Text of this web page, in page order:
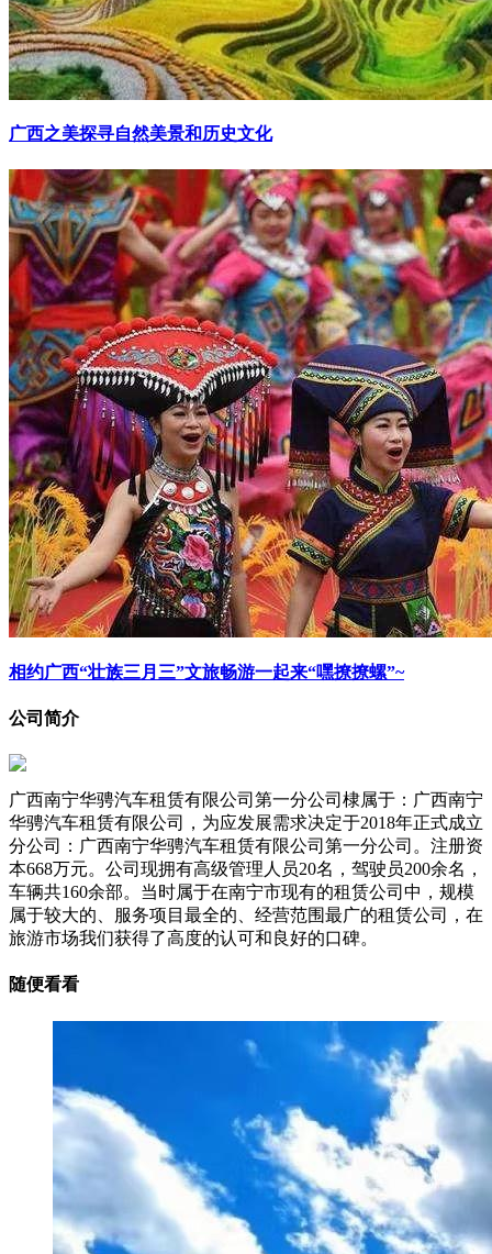
广西之美探寻自然美景和历史文化
相约广西“壮族三月三”文旅畅游一起来“嘿撩撩螺”~
公司简介
广西南宁华骋汽车租赁有限公司第一分公司棣属于：广西南宁
华骋汽车租赁有限公司，为应发展需求决定于2018年正式成立
分公司：广西南宁华骋汽车租赁有限公司第一分公司。注册资
本668万元。公司现拥有高级管理人员20名，驾驶员200余名，
车辆共160余部。当时属于在南宁市现有的租赁公司中，规模
属于较大的、服务项目最全的、经营范围最广的租赁公司，在
旅游市场我们获得了高度的认可和良好的口碑。
随便看看